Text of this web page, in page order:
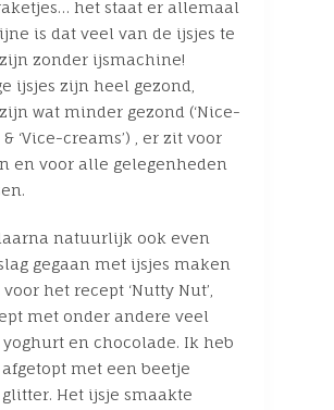
het staat er allemaal
is dat veel van de ijsjes te
zonder ijsmachine!
ijsjes zijn heel gezond,
wat minder gezond (‘Nice-
& ‘Vice-creams’) , er zit voor
en voor alle gelegenheden
natuurlijk ook even
gegaan met ijsjes maken
het recept ‘Nutty Nut’,
met onder andere veel
yoghurt en chocolade. Ik heb
met een beetje
Het ijsje smaakte